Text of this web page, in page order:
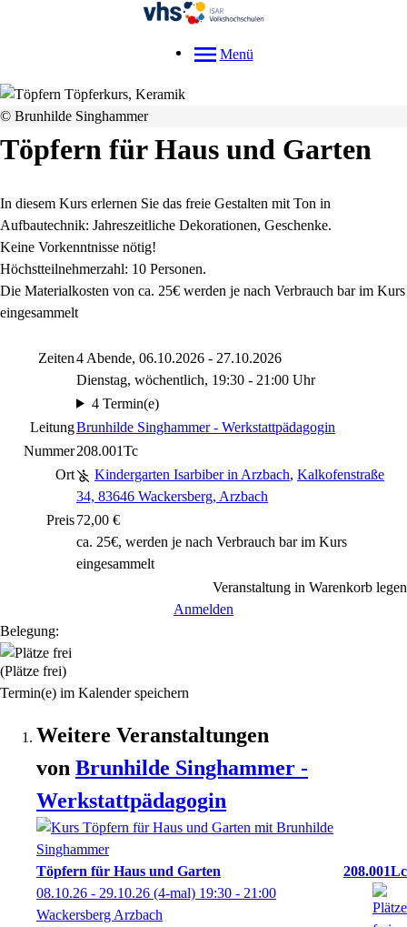
Menü
© Brunhilde Singhammer
Töpfern für Haus und Garten
In diesem Kurs erlernen Sie das freie Gestalten mit Ton in
Aufbautechnik: Jahreszeitliche Dekorationen, Geschenke.
Keine Vorkenntnisse nötig!
Höchstteilnehmerzahl: 10 Personen.
Die Materialkosten von ca. 25€ werden je nach Verbrauch bar im Kurs
eingesammelt
Zeiten4 Abende, 06.10.2026 - 27.10.2026
Dienstag, wöchentlich, 19:30 - 21:00 Uhr
4 Termin(e)
LeitungBrunhilde Singhammer - Werkstattpädagogin
Nummer208.001Tc
Ort
Kindergarten Isarbiber in Arzbach, Kalkofenstraße
34, 83646 Wackersberg, Arzbach
Preis72,00 €
ca. 25€, werden je nach Verbrauch bar im Kurs
eingesammelt
Veranstaltung in Warenkorb legen
Anmelden
Belegung:
(Plätze frei)
Termin(e) im Kalender speichern
Weitere Veranstaltungen
von Brunhilde Singhammer -
Werkstattpädagogin
Töpfern für Haus und Garten
208.001Lc
08.10.26 - 29.10.26 (4-mal) 19:30 - 21:00
Wackersberg Arzbach